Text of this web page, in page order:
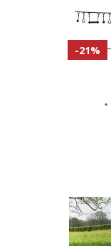
-21%